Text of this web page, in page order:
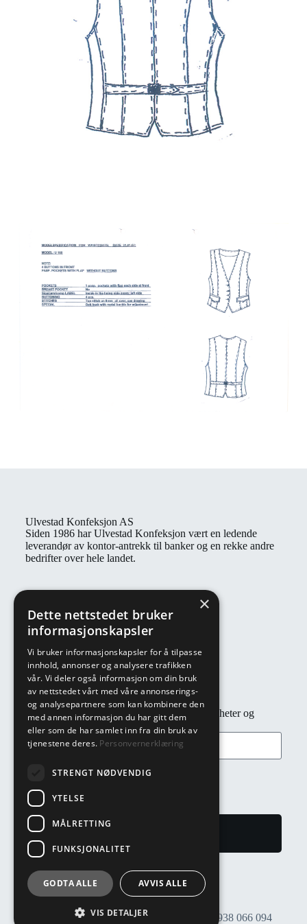
Ulvestad Konfeksjon AS
Siden 1986 har Ulvestad Konfeksjon vært en ledende
leverandør av kontor-antrekk til banker og en rekke andre
bedrifter over hele landet.
Åpningstider: Man - fre: 08:00 - 16:00
E-post: post@ulvestadkonfeksjon.no
Adresse: Täby vei 15, 1474 Fjellhamar
Nyhetsbrev
Abonner på nyhetsbrev for rask tilgang til nyheter og
tilbud!
© 2025 Ulvestad Konfeksjon AS
Org. nr.: 938 066 094
×
Dette nettstedet bruker
informasjonskapsler
Vi bruker informasjonskapsler for å tilpasse
innhold, annonser og analysere trafikken
vår. Vi deler også informasjon om din bruk
av nettstedet vårt med våre annonserings-
og analysepartnere som kan kombinere den
med annen informasjon du har gitt dem
eller som de har samlet inn fra din bruk av
tjenestene deres. Personvernerklæring
STRENGT NØDVENDIG
YTELSE
MÅLRETTING
FUNKSJONALITET
GODTA ALLE AVVIS ALLE
VIS DETALJER